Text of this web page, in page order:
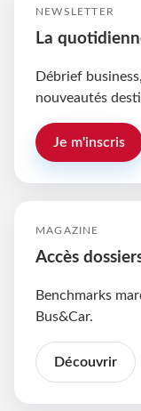
NEWSLETTER
La
Débrief
nouveautés
Je m'inscris
MAGAZINE
Accès
Benchmarks
Bus&Car.
Découvrir